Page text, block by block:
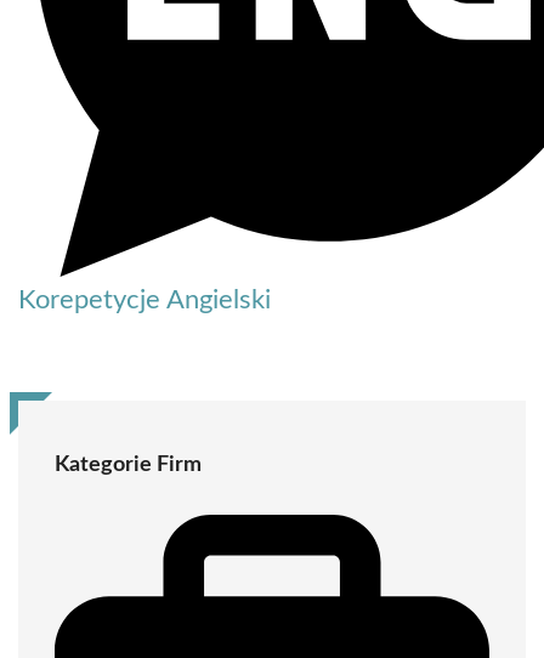
Korepetycje Angielski
Kategorie Firm